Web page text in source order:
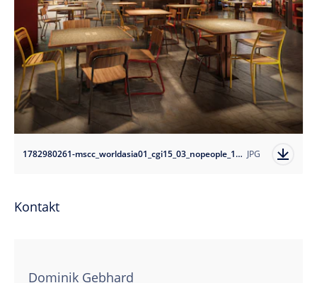
1782980261-mscc_worldasia01_cgi15_03_nopeople_10k?auto=format JPG
Kontakt
Dominik Gebhard